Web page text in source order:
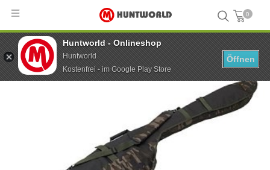
0
Hauptseite ... Prologic Rutenfetteral Avenger Padded Multi Sleeve 2 Rod 10'
Huntworld - Onlineshop
Huntworld
Kostenfrei - im Google Play Store
Öffnen